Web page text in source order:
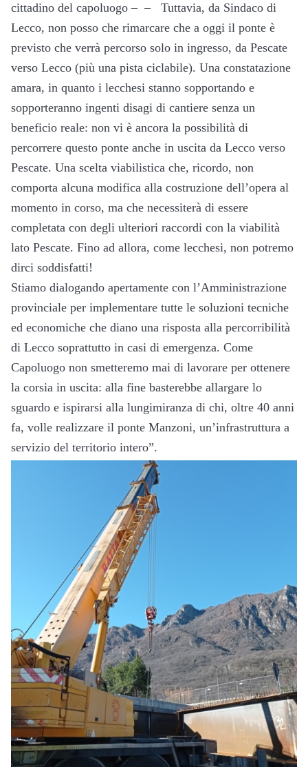
cittadino del capoluogo – – Tuttavia, da Sindaco di
Lecco, non posso che rimarcare che a oggi il ponte è
previsto che verrà percorso solo in ingresso, da Pescate
verso Lecco (più una pista ciclabile). Una constatazione
amara, in quanto i lecchesi stanno sopportando e
sopporteranno ingenti disagi di cantiere senza un
beneficio reale: non vi è ancora la possibilità di
percorrere questo ponte anche in uscita da Lecco verso
Pescate. Una scelta viabilistica che, ricordo, non
comporta alcuna modifica alla costruzione dell’opera al
momento in corso, ma che necessiterà di essere
completata con degli ulteriori raccordi con la viabilità
lato Pescate. Fino ad allora, come lecchesi, non potremo
dirci soddisfatti!
Stiamo dialogando apertamente con l’Amministrazione
provinciale per implementare tutte le soluzioni tecniche
ed economiche che diano una risposta alla percorribilità
di Lecco soprattutto in casi di emergenza. Come
Capoluogo non smetteremo mai di lavorare per ottenere
la corsia in uscita: alla fine basterebbe allargare lo
sguardo e ispirarsi alla lungimiranza di chi, oltre 40 anni
fa, volle realizzare il ponte Manzoni, un’infrastruttura a
servizio del territorio intero”.